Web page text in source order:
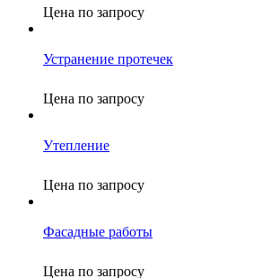
Цена по запросу
Устранение протечек
Цена по запросу
Утепление
Цена по запросу
Фасадные работы
Цена по запросу